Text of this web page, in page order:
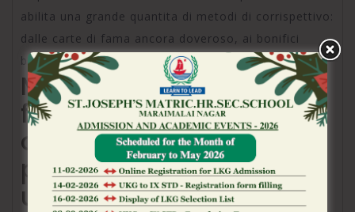
abilita una grande quantita di metodi di corrispettivo:
dalle carte di fama ancora doveroso, ai bonifici
bancari ancora agli addirittura-wallet.
Mancano all’appello le
famose criptovalute, ad
oggigiorno
perennemente ancora
utilizzate dai gambler